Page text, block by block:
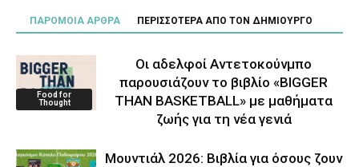
ΠΑΡΟΜΟΙΑ ΑΡΘΡΑ ΠΕΡΙΣΣΟΤΕΡΑ ΑΠΟ ΤΟΝ ΔΗΜΙΟΥΡΓΟ
Food for
Thought
Οι αδελφοί Αντετοκούνμπο
παρουσιάζουν το βιβλίο «BIGGER
THAN BASKETBALL» με μαθήματα
ζωής για τη νέα γενιά
Μουντιάλ 2026: Βιβλία για όσους ζουν